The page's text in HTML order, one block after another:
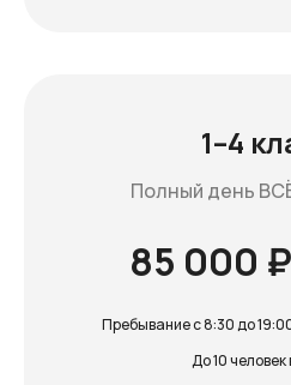
1–4
Полный день
85 000
Пребывание с 8:30 до
До 10 человек